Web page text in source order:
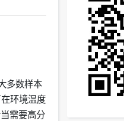
多数样本
环境温度
需要高分